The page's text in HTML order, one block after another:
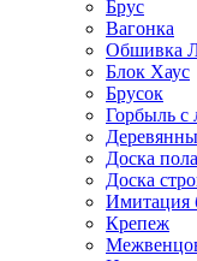
Брус
Вагонка
Обшивка
Блок Хаус
Брусок
Горбыль с
Доска пола
Доска
Имитация
Крепеж